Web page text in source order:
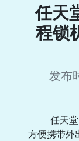
任天
程锁
发布
任天
方便携带外